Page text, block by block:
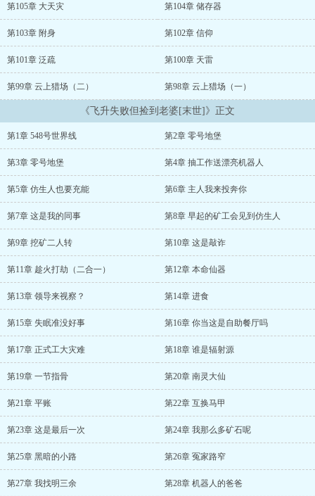
第105章 大天灾 第104章 储存器
第103章 附身 第102章 信仰
第101章 泛疏 第100章 天雷
第99章 云上猎场（二） 第98章 云上猎场（一）
《飞升失败但捡到老婆[末世]》正文
第1章 548号世界线 第2章 零号地堡
第3章 零号地堡 第4章 抽工作送漂亮机器人
第5章 仿生人也要充能 第6章 主人我来投奔你
第7章 这是我的同事 第8章 早起的矿工会见到仿生人
第9章 挖矿二人转 第10章 这是敲诈
第11章 趁火打劫（二合一） 第12章 本命仙器
第13章 领导来视察？ 第14章 进食
第15章 失眠准没好事 第16章 你当这是自助餐厅吗
第17章 正式工大灾难 第18章 谁是辐射源
第19章 一节指骨 第20章 南灵大仙
第21章 平账 第22章 互换马甲
第23章 这是最后一次 第24章 我那么多矿石呢
第25章 黑暗的小路 第26章 冤家路窄
第27章 我找明三余 第28章 机器人的爸爸